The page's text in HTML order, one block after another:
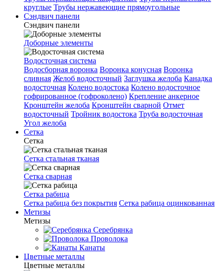
круглые Трубы нержавеющие прямоугольные
Сэндвич панели
Сэндвич панели
Доборные элементы
Водосточная система
Водосборная воронка Воронка конусная Воронка
сливная Желоб водосточный Заглушка желоба Канадка
водосточная Колено водостока Колено водосточное
гофрированное (гофроколено) Крепление анкерное
Кронштейн желоба Кронштейн сварной Отмет
водосточный Тройник водостока Труба водосточная
Угол желоба
Сетка
Сетка
Сетка стальная тканая
Сетка сварная
Сетка рабица
Сетка рабица без покрытия Сетка рабица оцинкованная
Метизы
Метизы
Серебрянка
Проволока
Канаты
Цветные металлы
Цветные металлы